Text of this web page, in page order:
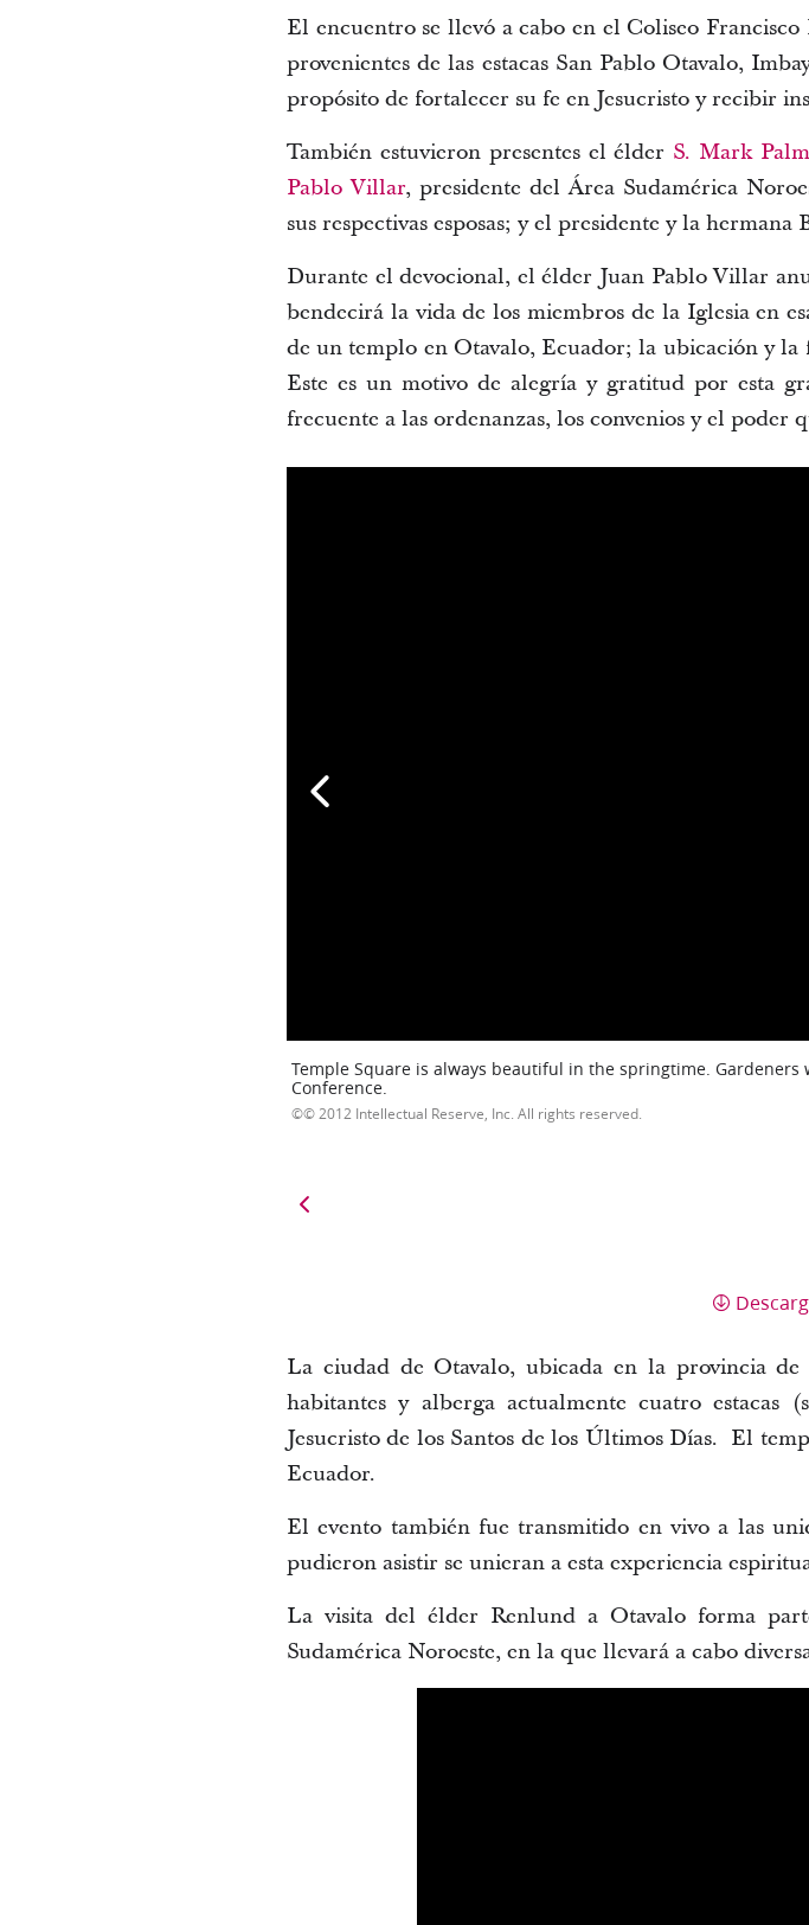
El encuentro se llevó a cabo en el Coliseo
provenientes de las estacas San Pablo Otavalo,
propósito de fortalecer su fe en Jesucristo y recibir
También estuvieron presentes el élder S. Mark
Pablo Villar, presidente del Área Sudamérica
sus respectivas esposas; y el presidente y la
Durante el devocional, el élder Juan Pablo Villar
bendecirá la vida de los miembros de la Iglesia en
de un templo en Otavalo, Ecuador; la ubicación y la
Este es un motivo de alegría y gratitud por esta
frecuente a las ordenanzas, los convenios y el poder
Temple Square is always beautiful in the springtime.
Conference.
© 2012 Intellectual Reserve, Inc. All rights reserved.
La ciudad de Otavalo, ubicada en la provincia de
habitantes y alberga actualmente cuatro
Jesucristo de los Santos de los Últimos Días. El
Ecuador.
El evento también fue transmitido en vivo a las
pudieron asistir se unieran a esta experiencia
La visita del élder Renlund a Otavalo forma
Sudamérica Noroeste, en la que llevará a cabo